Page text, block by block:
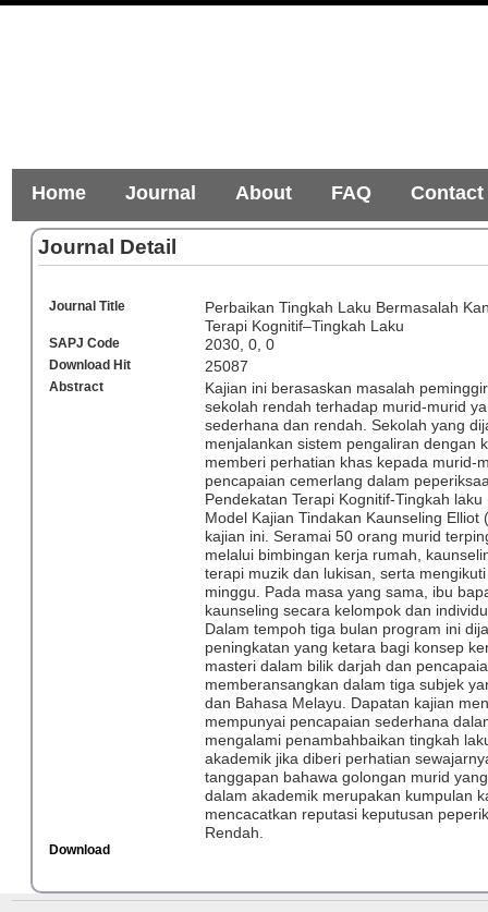
Home Journal About FAQ Contact
Journal Detail
Journal Title
Perbaikan Tingkah Laku Bermasalah
Terapi Kognitif–Tingkah Laku
SAPJ Code 2030, 0, 0
Download Hit 25087
Abstract
Kajian ini berasaskan masalah
sekolah rendah terhadap murid-murid
sederhana dan rendah. Sekolah yang
menjalankan sistem pengaliran dengan
memberi perhatian khas kepada murid-
pencapaian cemerlang dalam
Pendekatan Terapi Kognitif-Tingkah
Model Kajian Tindakan Kaunseling
kajian ini. Seramai 50 orang murid
melalui bimbingan kerja rumah,
terapi muzik dan lukisan, serta
minggu. Pada masa yang sama, ibu
kaunseling secara kelompok dan
Dalam tempoh tiga bulan program ini
peningkatan yang ketara bagi konsep
masteri dalam bilik darjah dan
memberansangkan dalam tiga subjek
dan Bahasa Melayu. Dapatan kajian
mempunyai pencapaian sederhana
mengalami penambahbaikan tingkah
akademik jika diberi perhatian
tanggapan bahawa golongan murid
dalam akademik merupakan kumpulan
mencacatkan reputasi keputusan
Rendah.
Download